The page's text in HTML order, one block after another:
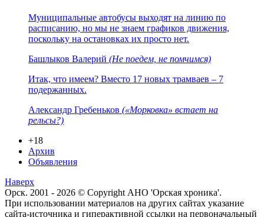
Муниципальные автобусы выходят на линию по
расписанию, но мы не знаем графиков движения,
поскольку на остановках их просто нет.
Башлыков Валерий (Не поедем, не помчимся)
Итак, что имеем? Вместо 17 новых трамваев – 7
подержанных.
Александр Гребеньков («Морковка» встает на
рельсы?)
+18
Архив
Объявления
Наверх
Орск. 2001 - 2026 © Copyright АНО 'Орская хроника'.
При использовании материалов на других сайтах указание
сайта-источника и гиперактивной ссылки на первоначальный